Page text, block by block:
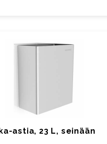
astia, 23 L, seinään